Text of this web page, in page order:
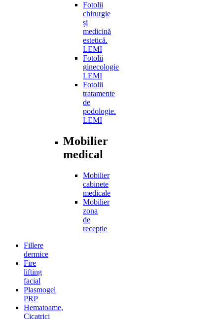
Fotolii
chirurgie
și
medicină
estetică.
LEMI
Fotolii
ginecologie
LEMI
Fotolii
tratamente
de
podologie.
LEMI
Mobilier
medical
Mobilier
cabinete
medicale
Mobilier
zona
de
recepție
Fillere
dermice
Fire
lifting
facial
Plasmogel
PRP
Hematoame,
Cicatrici